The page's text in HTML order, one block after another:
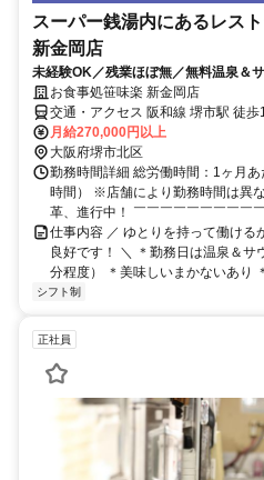
スーパー銭湯内にあるレス
新金岡店
未経験OK／残業ほぼ無／無料温泉＆
お食事処笹味楽 新金岡店
交通・アクセス 阪和線 堺市駅 徒歩
駅 車4分/大阪メトロ御堂筋線 新金
月給270,000円以上
大阪府堺市北区
勤務時間詳細 総労働時間：1ヶ月
時間） ※店舗により勤務時間は異
革、進行中！ ￣￣￣￣￣￣￣￣￣
仕事内容 ／ ゆとりを持って働け
良好です！ ＼ ＊勤務日は温泉＆
分程度） ＊美味しいまかないあり
シフト制
正社員